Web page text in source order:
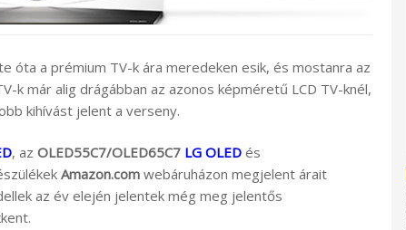
óta a prémium TV-k ára meredeken esik, és mostanra az
k már alig drágábban az azonos képméretű LCD TV-knél,
kihívást jelent a verseny.
, az OLED55C7/OLED65C7 LG OLED és
Amazon.com webáruházon megjelent árait
az év elején jelentek még meg jelentős